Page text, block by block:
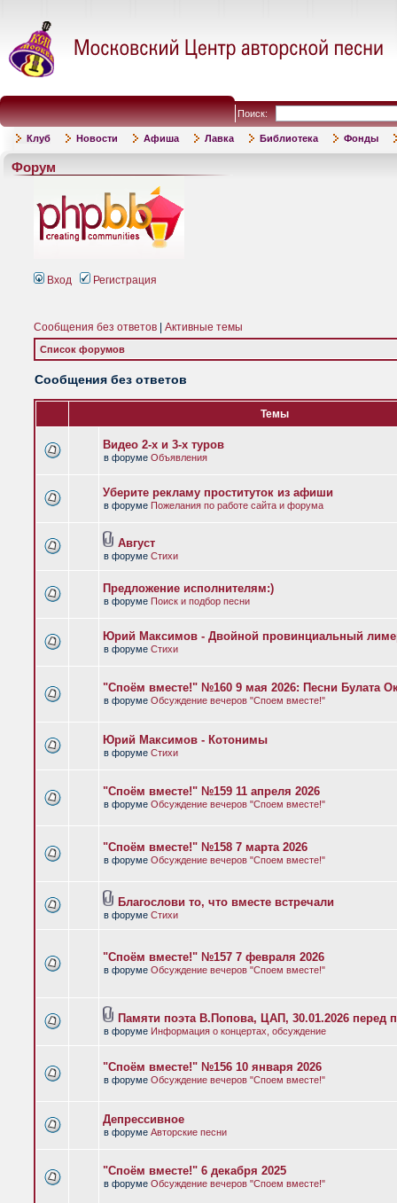
Поиск:
Клуб Новости Афиша Лавка Библиотека Фонды
Форум
Вход Регистрация
Сообщения без ответов Активные темы
Список форумов
Сообщения без ответов
Темы
Видео 2-х и 3-х туров
в форуме Объявления
Уберите рекламу проституток из афиши
в форуме Пожелания по работе сайта и форума
Август
в форуме Стихи
Предложение исполнителям:)
в форуме Поиск и подбор песни
Юрий Максимов - Двойной провинциальный
в форуме Стихи
"Споём вместе!" №160 9 мая 2026: Песни Булата
в форуме Обсуждение вечеров "Споем вместе!"
Юрий Максимов - Котонимы
в форуме Стихи
"Споём вместе!" №159 11 апреля 2026
в форуме Обсуждение вечеров "Споем вместе!"
"Споём вместе!" №158 7 марта 2026
в форуме Обсуждение вечеров "Споем вместе!"
Благослови то, что вместе встречали
в форуме Стихи
"Споём вместе!" №157 7 февраля 2026
в форуме Обсуждение вечеров "Споем вместе!"
Памяти поэта В.Попова, ЦАП, 30.01.2026 перед
в форуме Информация о концертах, обсуждение
"Споём вместе!" №156 10 января 2026
в форуме Обсуждение вечеров "Споем вместе!"
Депрессивное
в форуме Авторские песни
"Споём вместе!" 6 декабря 2025
в форуме Обсуждение вечеров "Споем вместе!"